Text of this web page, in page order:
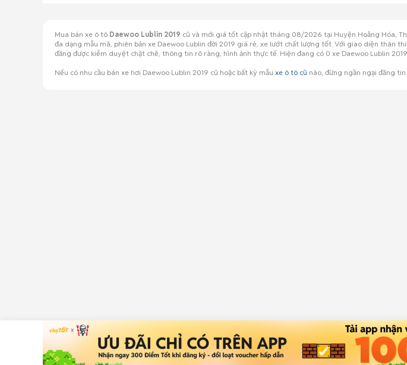
Mua bán xe ô tô Daewoo Lublin 2019 cũ và mới giá tốt cập nhật tháng 08/2026 tại Huyện Hoằng Hóa,
đa dạng mẫu mã, phiên bản xe Daewoo Lublin đời 2019 giá rẻ, xe lướt chất lượng tốt. Với giao diện thân
đăng được kiểm duyệt chặt chẽ, thông tin rõ ràng, hình ảnh thực tế. Hiện đang có 0 xe Daewoo Lublin
Nếu có nhu cầu bán xe hơi Daewoo Lublin 2019 cũ hoặc bất kỳ mẫu xe ô tô cũ nào, đừng ngần ngại đăng